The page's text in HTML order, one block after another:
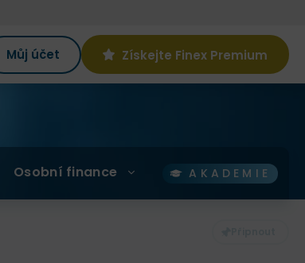
Můj účet Získejte Finex Premium
Osobní finance AKADEMIE